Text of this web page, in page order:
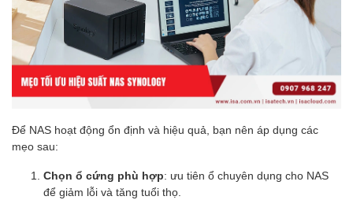
Để NAS hoạt động ổn định và hiệu quả, bạn nên áp dụng các
mẹo sau:
Chọn ổ cứng phù hợp: ưu tiên ổ chuyên dụng cho NAS
để giảm lỗi và tăng tuổi thọ.